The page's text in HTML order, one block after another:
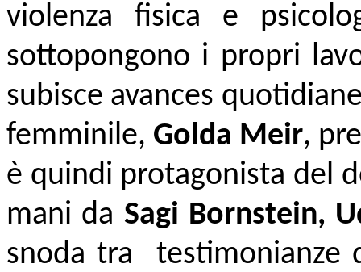
violenza fisica e
sottopongono i propri
subisce avances
femminile, Golda Meir,
è quindi protagonista del
mani da Sagi Bornstein,
snoda tra testimonianze